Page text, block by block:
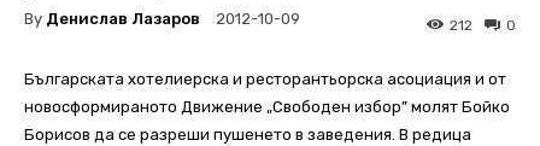
By Денислав Лазаров 2012-10-09 0
212
Българската хотелиерска и ресторантьорска асоциация и от
новосформираното Движение „Свободен избор” молят Бойко
Борисов да се разреши пушенето в заведения. В редица